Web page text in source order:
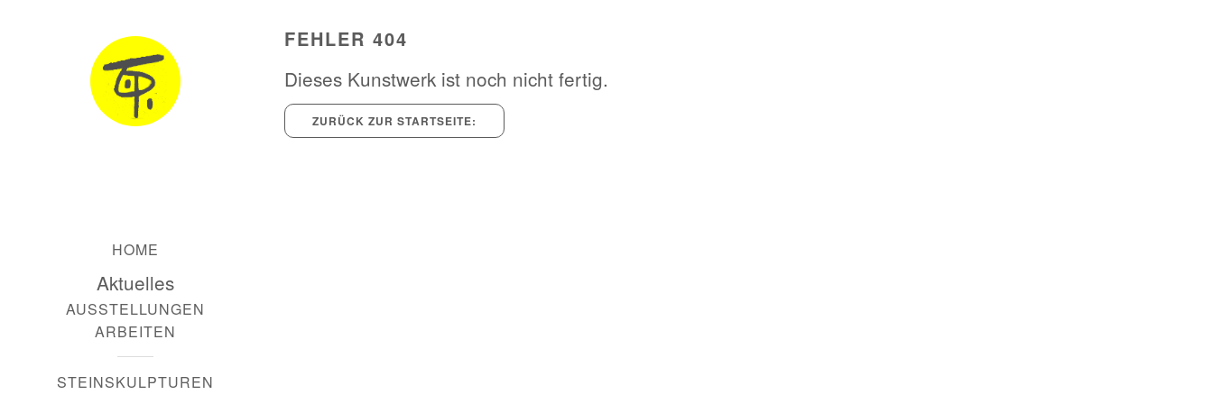
HOME
Aktuelles
AUSSTELLUNGEN
ARBEITEN
STEINSKULPTUREN
FEHLER 404
Dieses Kunstwerk ist noch nicht fertig.
ZURÜCK ZUR STARTSEITE: